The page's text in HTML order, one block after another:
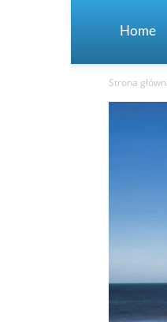
Home
Strona